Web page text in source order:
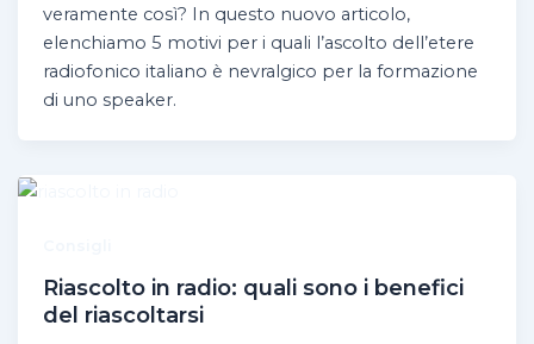
veramente così? In questo nuovo articolo,
elenchiamo 5 motivi per i quali l’ascolto dell’etere
radiofonico italiano è nevralgico per la formazione
di uno speaker.
Riascolto in radio: quali sono i benefici
del riascoltarsi